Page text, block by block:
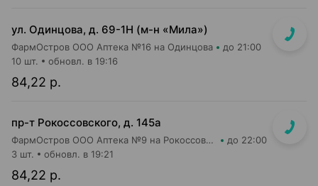
ул. Одинцова, д. 69-1Н (м-н «Мила»)
ФармОстров ООО Аптека №16 на Одинцова до 21:00
84,22 р.
10 шт. обновл. в 19:16
пр-т Рокоссовского, д. 145а
ФармОстров ООО Аптека №9 на Рокоссовского до 22:00
84,22 р.
3 шт. обновл. в 19:21